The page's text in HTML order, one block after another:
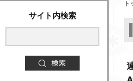
ト
サイト内検索